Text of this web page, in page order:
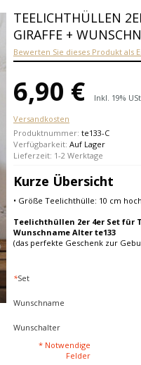
TEELICHTHÜLLEN
GIRAFFE +
Bewerten Sie dieses Produkt als
6,90 €
Inkl. 19%
Versandkosten
Produktnummer: te133-C
Verfügbarkeit: Auf Lager
Lieferzeit: 1-2 Werktage
Kurze Übersicht
• Größe Teelichthülle: 10 cm
Teelichthüllen 2er 4er Set für
Wunschname Alter te133
(das perfekte Geschenk zur
*Set
Wunschname
Wunschalter
* Notwendige
Felder